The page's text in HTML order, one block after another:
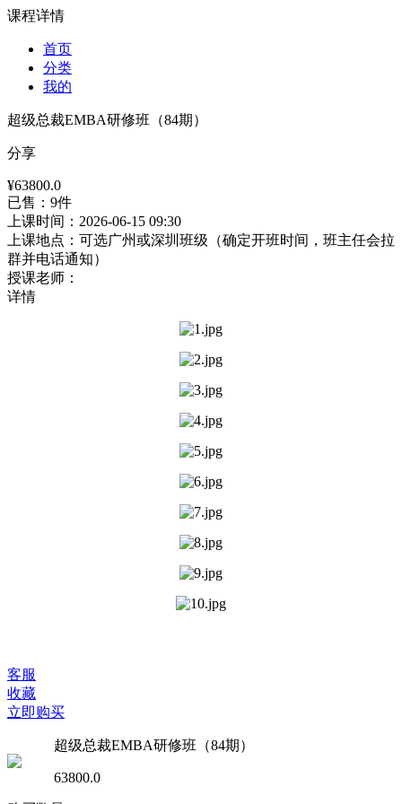
课程详情
首页
分类
我的
超级总裁EMBA研修班（84期）
分享
¥63800.0
已售：9件
上课时间： 2026-06-15 09:30
上课地点： 可选广州或深圳班级（确定开班时间，班主任会拉
群并电话通知）
授课老师：
详情
客服
收藏
立即购买
超级总裁EMBA研修班（84期）
63800.0